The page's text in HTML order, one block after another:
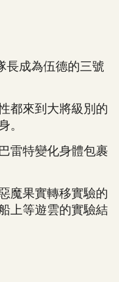
成為伍德的三號
來到大將級別的
。
特變化身體包裹
果實轉移實驗的
上等遊雲的實驗結